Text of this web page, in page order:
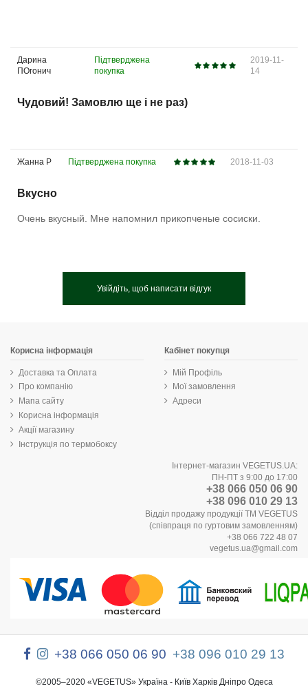
Дарина
ПОгонич
Підтверджена
покупка
2019-11-
14
Чудовий! Замовлю ще і не раз)
Жанна Р Підтверджена покупка 2018-11-03
Вкусно
Очень вкусный. Мне напомнил прикопченые сосиски.
Увійдіть, щоб написати відгук
Корисна інформація
Доставка та Оплата
Про компанію
Мапа сайту
Корисна інформація
Акції магазину
Інструкція по термобоксу
Кабінет покупця
Мій Профіль
Мої замовлення
Адреси
Інтернет-магазин VEGETUS.UA:
ПН-ПТ з 9:00 до 17:00
+38 066 050 06 90
+38 096 010 29 13
Відділ продажу продукції ТМ VEGETUS
(співпраця по гуртовим замовленням)
+38 066 722 48 07
vegetus.ua@gmail.com
+38 066 050 06 90 +38 096 010 29 13
©2005–2020 «VEGETUS» Україна - Київ Харків Дніпро Одеса